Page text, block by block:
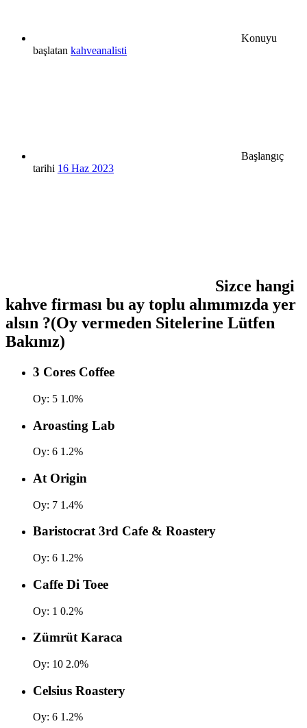
Konuyu
başlatan kahveanalisti
Başlangıç
tarihi 16 Haz 2023
Sizce hangi
kahve firması bu ay toplu alımımızda yer
alsın ?(Oy vermeden Sitelerine Lütfen
Bakınız)
3 Cores Coffee
Oy: 5 1.0%
Aroasting Lab
Oy: 6 1.2%
At Origin
Oy: 7 1.4%
Baristocrat 3rd Cafe & Roastery
Oy: 6 1.2%
Caffe Di Toee
Oy: 1 0.2%
Zümrüt Karaca
Oy: 10 2.0%
Celsius Roastery
Oy: 6 1.2%